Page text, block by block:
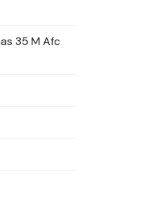
35 M Afc